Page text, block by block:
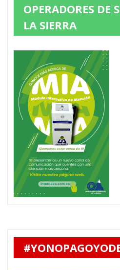
OPERADORES DE
LA SIERRA